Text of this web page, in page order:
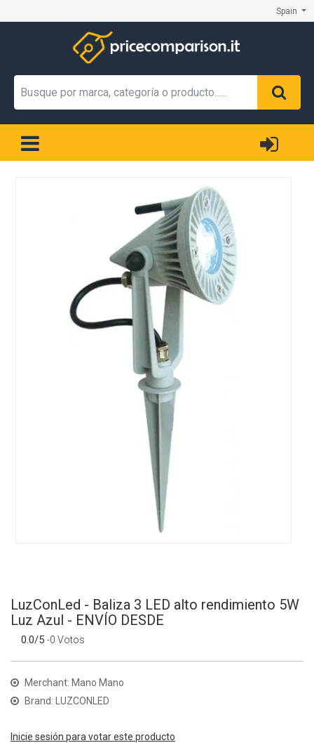
Spain
LuzConLed - Baliza 3 LED alto rendimiento 5W
Luz Azul - ENVÍO DESDE
0.0/5 -0 Votos
Merchant: Mano Mano
Brand: LUZCONLED
Inicie sesión para votar este producto